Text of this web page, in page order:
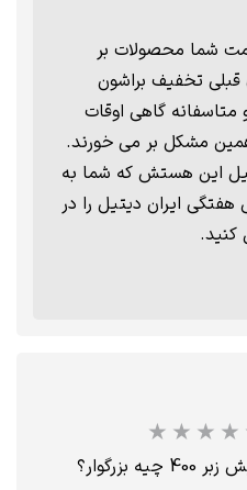
شما محصولات بر
قبلی تخفیف براشون
گاهی اوقات
مشکل بر می خورند.
این هستش که شما به
ایران دیتیل را در